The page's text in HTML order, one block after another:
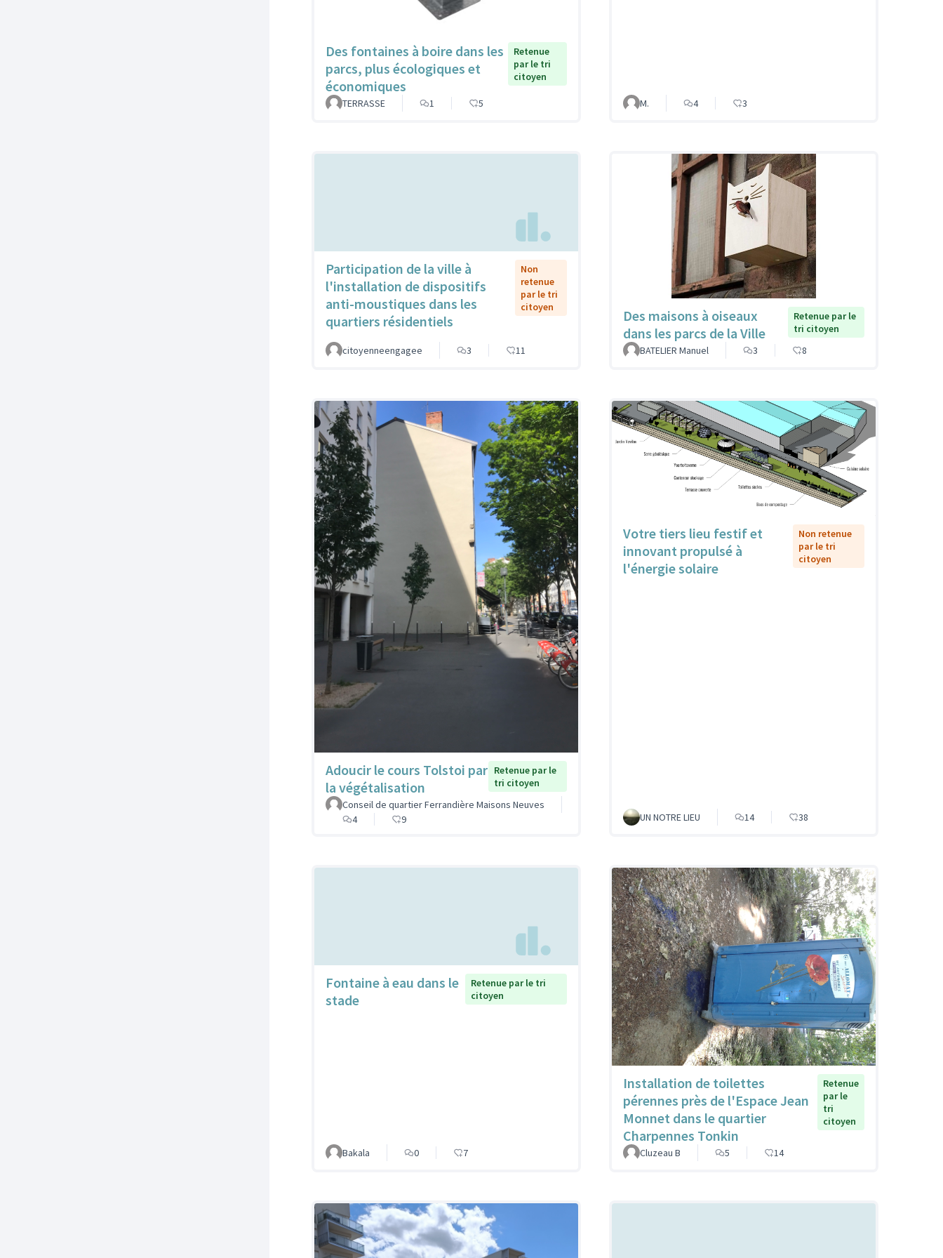
Des fontaines à boire dans les
parcs, plus écologiques et
économiques
Retenue
par le tri
citoyen
TERRASSE 1 5 M. 4 3
Participation de la ville à
l'installation de dispositifs
anti-moustiques dans les
quartiers résidentiels
Non
retenue
par le tri
citoyen
citoyenneengagee 3 11
Des maisons à oiseaux
dans les parcs de la Ville
Retenue par le
tri citoyen
BATELIER Manuel
3 8
Adoucir le cours Tolstoi par
la végétalisation
Retenue par le
tri citoyen
Conseil de quartier Ferrandière Maisons Neuves
4
9
Votre tiers lieu festif et
innovant propulsé à
l'énergie solaire
Non retenue
par le tri
citoyen
UN NOTRE LIEU 14 38
Fontaine à eau dans le
stade
Retenue par le tri
citoyen
Bakala 0 7
Installation de toilettes
pérennes près de l'Espace Jean
Monnet dans le quartier
Charpennes Tonkin
Retenue
par le
tri
citoyen
Cluzeau B 5 14